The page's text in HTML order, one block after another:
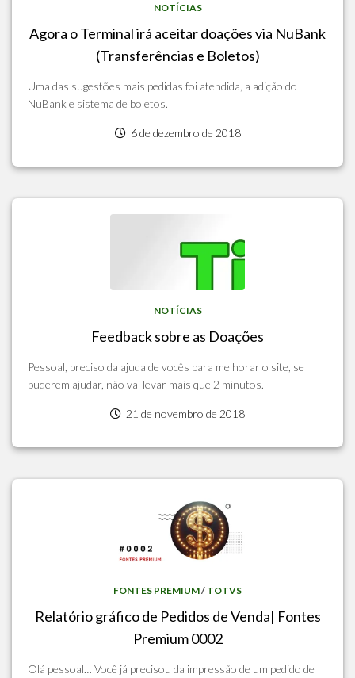
NOTÍCIAS
Agora o Terminal irá aceitar doações via NuBank
(Transferências e Boletos)
Uma das sugestões mais pedidas foi atendida, a adição do
NuBank e sistema de boletos.
6 de dezembro de 2018
NOTÍCIAS
Feedback sobre as Doações
Pessoal, preciso da ajuda de vocês para melhorar o site, se
puderem ajudar, não vai levar mais que 2 minutos.
21 de novembro de 2018
FONTES PREMIUM/ TOTVS
Relatório gráfico de Pedidos de Venda| Fontes
Premium 0002
Olá pessoal… Você já precisou da impressão de um pedido de